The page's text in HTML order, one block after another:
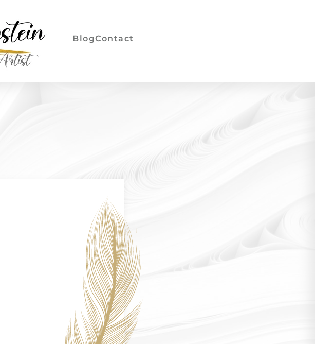
BlogContact